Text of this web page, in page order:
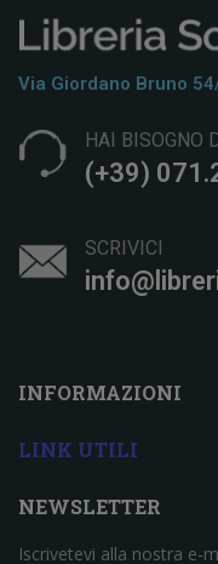
Via Giordano Bruno
HAI BISOGNO
(+39)
SCRIVICI
INFORMAZIONI
LINK UTILI
NEWSLETTER
Iscrivetevi alla nostra e-